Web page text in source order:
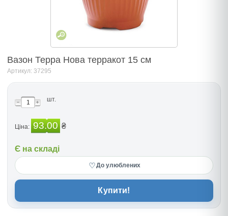
Вазон Терра Нова терракот 15 см
Артикул: 37295
шт.
Ціна: 93.00 ₴
Є на складі
♡До улюблених
Купити!